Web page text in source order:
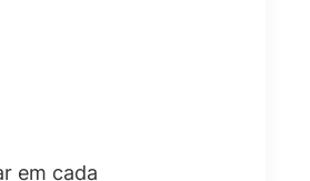
em cada